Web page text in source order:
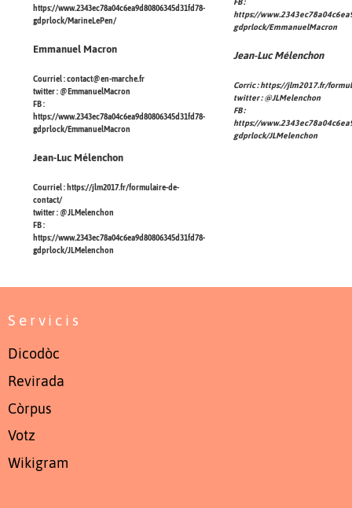
https://www.2343ec78a04c6ea9d80806345d31fd78-
gdprlock/MarineLePen/
Emmanuel Macron
Courriel :contact@en-marche.fr
twitter : @EmmanuelMacron
FB :
https://www.2343ec78a04c6ea9d80806345d31fd78-
gdprlock/EmmanuelMacron
Jean-Luc Mélenchon
Courriel : https://jlm2017.fr/formulaire-de-
contact/
twitter : @JLMelenchon
FB :
https://www.2343ec78a04c6ea9d80806345d31fd78-
gdprlock/JLMelenchon
https://
gdprlock/EmmanuelMacron
Jean-Luc Mélenchon
Corric :https://jlm2017.fr/
twitter :@JLMelenchon
FB :
https://
gdprlock/JLMelenchon
Servicis
Dicodòc
Revirada
Còrpus
Votz
Wikigram